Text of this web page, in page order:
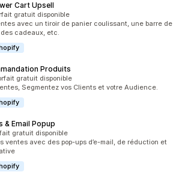
Cart Upsell
5
gratuit disponible
avec un tiroir de panier coulissant, une barre de
cadeaux, etc.
Produits
5
gratuit disponible
Segmentez vos Clients et votre Audience.
& Email Popup
5 gratuit disponible
ventes avec des pop-ups d’e-mail, de réduction et